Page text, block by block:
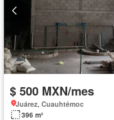
$ 500 MXN/mes
Juárez, Cuauhtémoc
396 m²